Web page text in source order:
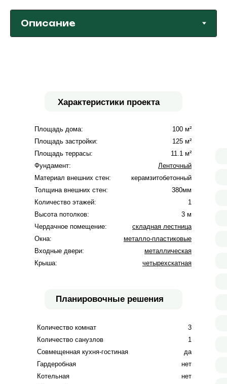
Площадь дома:
Площадь застройки:
Площадь террасы:
Фундамент:
Материал внешних стен:
Толщина внешних стен:
Количество этажей:
Высота потолков:
Чердачное помещение:
Окна:
Входные двери:
Крыша:
100 м²
125 м²
11.1 м²
Ленточный
керамзитобетонный
380мм
1
3 м
складная лестница
металло-пластиковые
металлическая
четырехскатная
Характеристики проекта
3
1
да
нет
нет
Количество комнат
Количество санузлов
Совмещенная кухня-гостиная
Гардеробная
Котельная
Планировочные решения